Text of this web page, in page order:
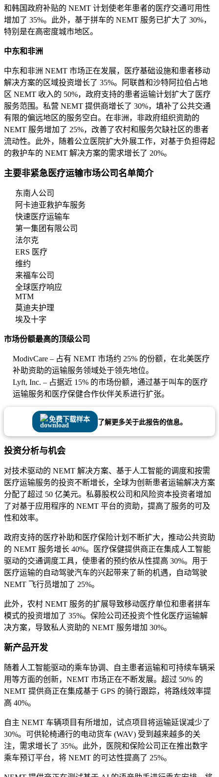
和韩国政府补贴的 NEMT 计划使老年患者的医疗交通可用性
增加了 35%。此外，基于拼车的 NEMT 服务已扩大了 30%，
特别是在高密度城市地区。
中东和非洲
中东和非洲 NEMT 市场正在发展，医疗基础设施和患者移动
解决方案的区域投资增长了 35%。阿联酋和沙特阿拉伯占地
区 NEMT 收入的 50%，政府支持的患者运输计划扩大了医疗
服务范围。私营 NEMT 提供商增长了 30%，填补了公共交通
有限的偏远地区的服务空白。在非洲，非政府组织资助的
NEMT 服务增加了 25%，改善了农村和服务欠缺社区的患者
流动性。此外，随着公立医院扩大外展工作，对基于负担得起
的救护车的 NEMT 解决方案的需求增长了 20%。
主要非紧急医疗运输市场公司名单简介
东南人公司
阿卡迪亚救护车服务
快速医疗运输车
第一集团有限公司
法尔克
ERS 医疗
维约
来福车公司
全球医疗响应
MTM
莫迪夫护理
埃及十字
市场份额最高的顶级公司
ModivCare – 占有 NEMT 市场约 25% 的份额，在北美医疗
补助资助的运输服务领域处于领先地位。
Lyft, Inc. – 占据近 15% 的市场份额，通过基于叫车的医疗
运输服务和医疗保健合作伙伴关系进行扩张。
免费下载样本 了解更多关于此报告的信息。
投资分析与机会
对技术驱动的 NEMT 解决方案、基于人工智能的调度和按需
医疗运输服务的投资不断增长，全球为创新患者运输解决方案
分配了超过 50 亿美元。私募股权公司和风险资本投资者增加
了对基于应用程序的 NEMT 平台的资助，提高了服务的可及
性和效率。
政府支持的医疗补助和医疗保险计划不断扩大，推动公共资助
的 NEMT 服务增长 40%。医疗保健提供商正在集成人工智能
驱动的交通调度工具，使患者的预约依从性提高 30%。用于
医疗运输的自动驾驶汽车的兴起带来了新的机遇，自动驾驶
NEMT 飞行员增加了 25%。
此外，农村 NEMT 服务的扩展导致移动医疗单位和患者拼车
模式的投资增加了 35%。保险公司还投资个性化医疗运输解
决方案，导致私人资助的 NEMT 服务增加 30%。
新产品开发
随着人工智能驱动的乘车协调、自主患者运输和可持续车辆采
用等方面的创新，NEMT 市场正在不断发展。超过 50% 的
NEMT 提供商正在集成基于 GPS 的骑行跟踪，将路线效率提
高 40%。
自主 NEMT 车辆项目有所增加，试点项目将运输延误减少了
30%。可供轮椅通行的电动货车 (WAV) 受到越来越多的关
注，需求增长了 35%。此外，医院和保险公司正在推出数字
乘车预订平台，将 NEMT 的可达性提高了 25%。